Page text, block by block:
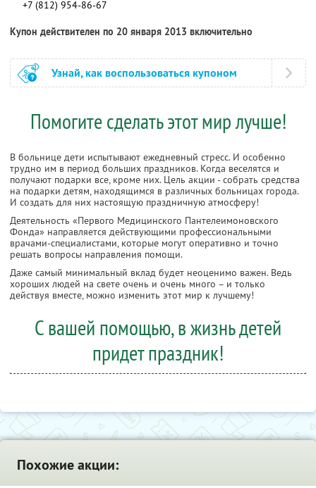
+7 (812) 954-86-67
Купон действителен по 20 января 2013 включительно
Узнай, как воспользоваться купоном
Помогите сделать этот мир лучше!
В больнице дети испытывают ежедневный стресс. И особенно
трудно им в период больших праздников. Когда веселятся и
получают подарки все, кроме них. Цель акции - собрать средства
на подарки детям, находящимся в различных больницах города.
И создать для них настоящую праздничную атмосферу!
Деятельность «Первого Медицинского Пантелеимоновского
Фонда» направляется действующими профессиональными
врачами-специалистами, которые могут оперативно и точно
решать вопросы направления помощи.
Даже самый минимальный вклад будет неоценимо важен. Ведь
хороших людей на свете очень и очень много – и только
действуя вместе, можно изменить этот мир к лучшему!
С вашей помощью, в жизнь детей
придет праздник!
Похожие акции: